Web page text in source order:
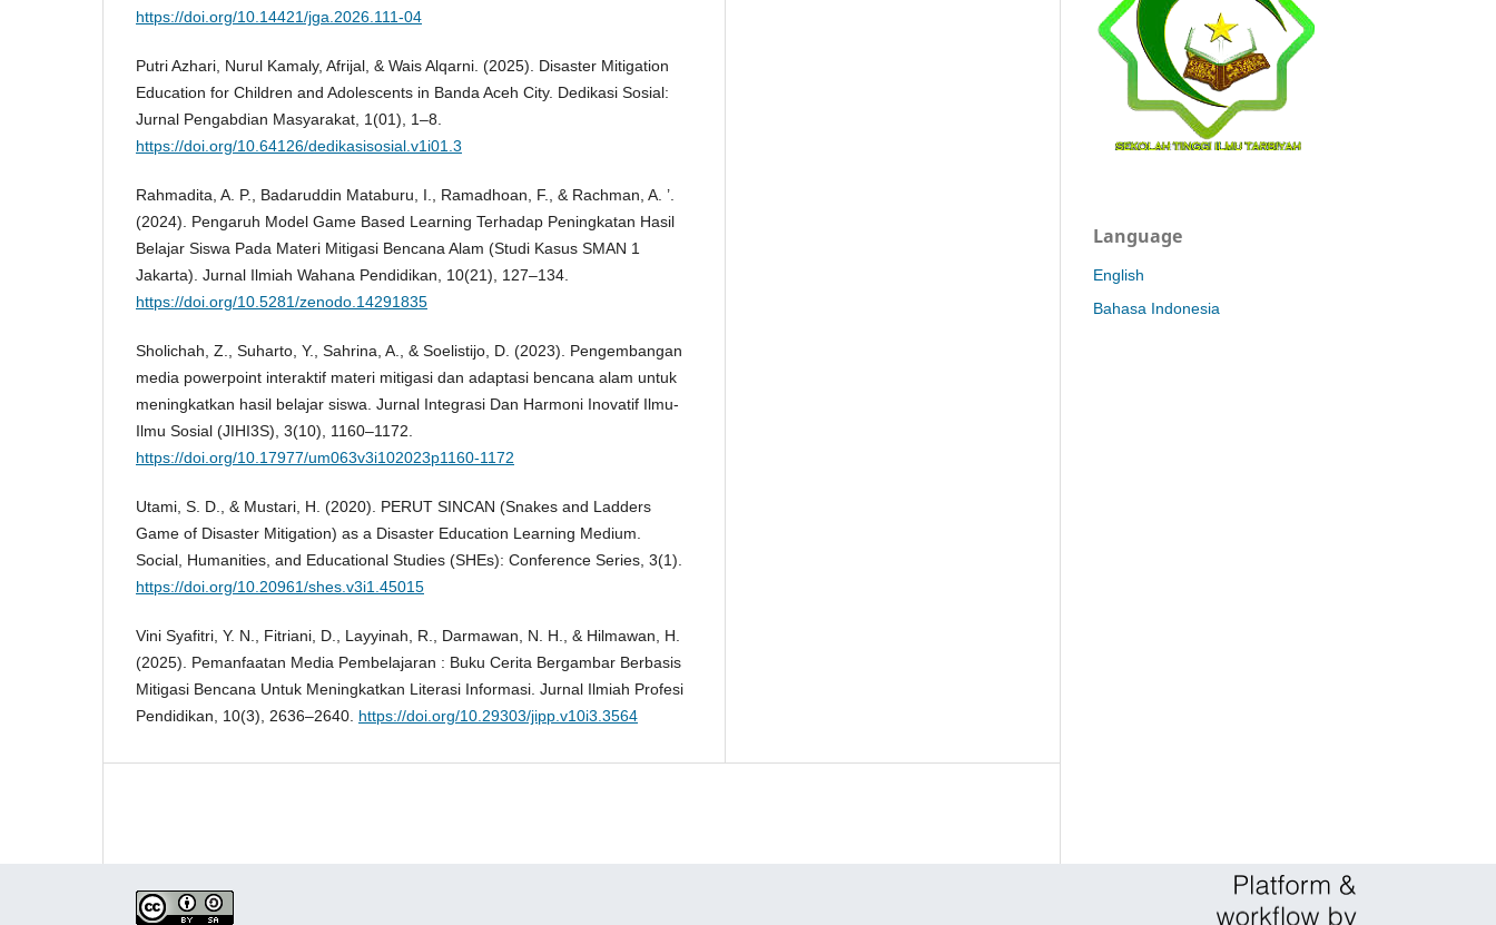
https://doi.org/10.14421/jga.2026.111-04
Putri Azhari, Nurul Kamaly, Afrijal, & Wais Alqarni. (2025). Disaster Mitigation
Education for Children and Adolescents in Banda Aceh City. Dedikasi Sosial:
Jurnal Pengabdian Masyarakat, 1(01), 1–8.
https://doi.org/10.64126/dedikasisosial.v1i01.3
Rahmadita, A. P., Badaruddin Mataburu, I., Ramadhoan, F., & Rachman, A. ’.
(2024). Pengaruh Model Game Based Learning Terhadap Peningkatan Hasil
Belajar Siswa Pada Materi Mitigasi Bencana Alam (Studi Kasus SMAN 1
Jakarta). Jurnal Ilmiah Wahana Pendidikan, 10(21), 127–134.
https://doi.org/10.5281/zenodo.14291835
Sholichah, Z., Suharto, Y., Sahrina, A., & Soelistijo, D. (2023). Pengembangan
media powerpoint interaktif materi mitigasi dan adaptasi bencana alam untuk
meningkatkan hasil belajar siswa. Jurnal Integrasi Dan Harmoni Inovatif Ilmu-
Ilmu Sosial (JIHI3S), 3(10), 1160–1172.
https://doi.org/10.17977/um063v3i102023p1160-1172
Utami, S. D., & Mustari, H. (2020). PERUT SINCAN (Snakes and Ladders
Game of Disaster Mitigation) as a Disaster Education Learning Medium.
Social, Humanities, and Educational Studies (SHEs): Conference Series, 3(1).
https://doi.org/10.20961/shes.v3i1.45015
Vini Syafitri, Y. N., Fitriani, D., Layyinah, R., Darmawan, N. H., & Hilmawan, H.
(2025). Pemanfaatan Media Pembelajaran : Buku Cerita Bergambar Berbasis
Mitigasi Bencana Untuk Meningkatkan Literasi Informasi. Jurnal Ilmiah Profesi
Pendidikan, 10(3), 2636–2640. https://doi.org/10.29303/jipp.v10i3.3564
Language
English
Bahasa Indonesia